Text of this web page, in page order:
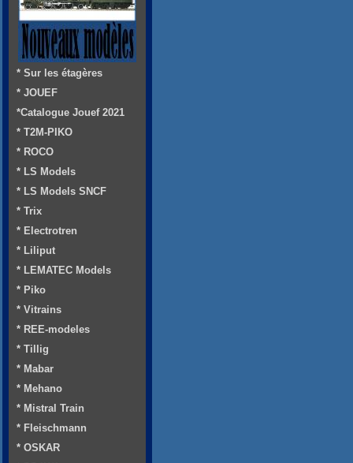
* Sur les étagères
* JOUEF
*Catalogue Jouef 2021
* T2M-PIKO
* ROCO
* LS Models
* LS Models SNCF
* Trix
* Electrotren
* Liliput
* LEMATEC Models
* Piko
* Vitrains
* REE-modeles
* Tillig
* Mabar
* Mehano
* Mistral Train
* Fleischmann
* OSKAR